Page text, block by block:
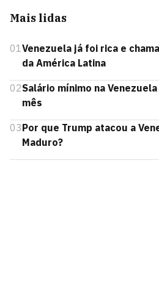
Mais lidas
01Venezuela já foi rica e
da América Latina
02Salário mínimo na
mês
03Por que Trump atacou a
Maduro?